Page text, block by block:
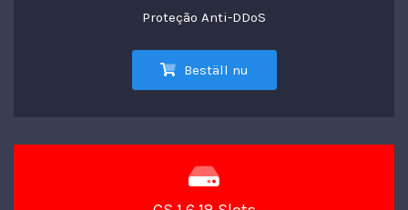
Proteção Anti-DDoS
Beställ nu